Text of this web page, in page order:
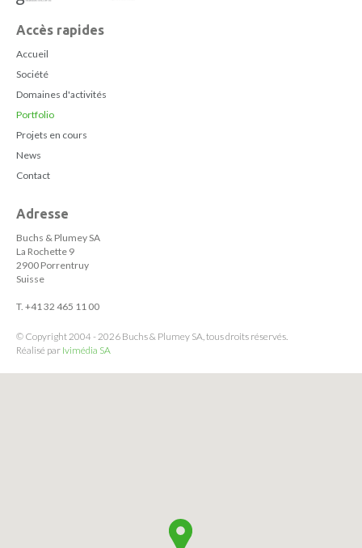
Accès rapides
Accueil
Société
Domaines d'activités
Portfolio
Projets en cours
News
Contact
Adresse
Buchs & Plumey SA
La Rochette 9
2900 Porrentruy
Suisse
T. +41 32 465 11 00
© Copyright 2004 - 2026 Buchs & Plumey SA, tous droits réservés.
Réalisé par Ivimédia SA